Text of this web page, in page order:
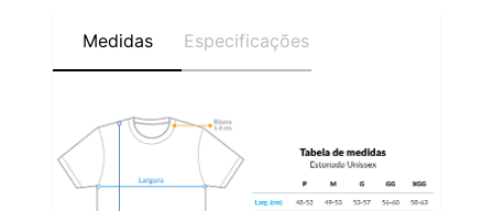
Medidas Especificações